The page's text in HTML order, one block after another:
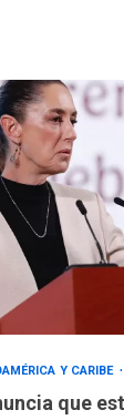
Y CARIBE
que